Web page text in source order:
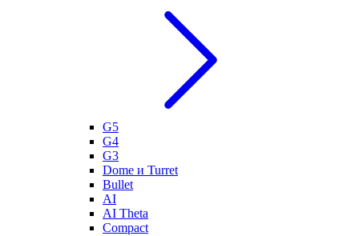
G5
G4
G3
Dome и Turret
Bullet
AI
AI Theta
Compact